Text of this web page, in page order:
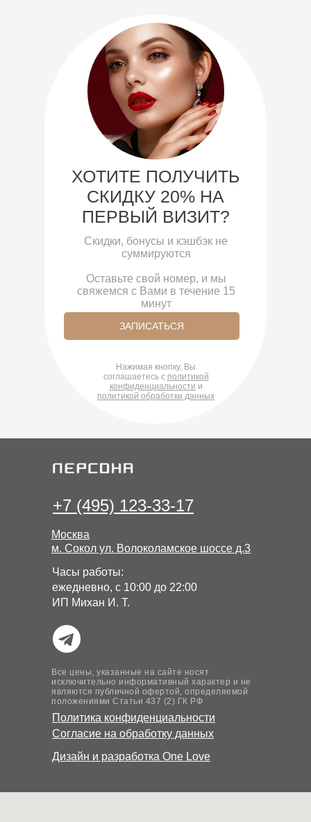
ХОТИТЕ ПОЛУЧИТЬ
СКИДКУ 20% НА
ПЕРВЫЙ ВИЗИТ?
Скидки, бонусы и кэшбэк не
суммируются
Оставьте свой номер, и мы
свяжемся с Вами в течение 15
минут
Нажимая кнопку, Вы
соглашаетесь с политикой
конфиденциальности и
политикой обработки данных
ЗАПИСАТЬСЯ
+7 (495) 123-33-17
Часы работы:
ежедневно, с 10:00 до 22:00
ИП Михан И. Т.
Москва
м. Сокол ул. Волоколамское шоссе д.3
Все цены, указанные на сайте носят
исключительно информативный характер и не
являются публичной офертой, определяемой
положениями Статьи 437 (2) ГК РФ
Политика конфиденциальности
Дизайн и разработка One Love
Согласие на обработку данных